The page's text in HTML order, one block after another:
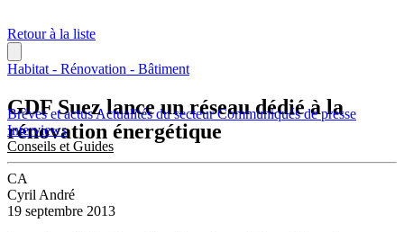
Brèves et actusActualités du secteurCommuniqués de presse
Interviews
Conseils et Guides
Retour à la liste
Habitat - Rénovation - Bâtiment
GDF Suez lance un réseau dédié à la
rénovation énergétique
CA
Cyril André
19 septembre 2013